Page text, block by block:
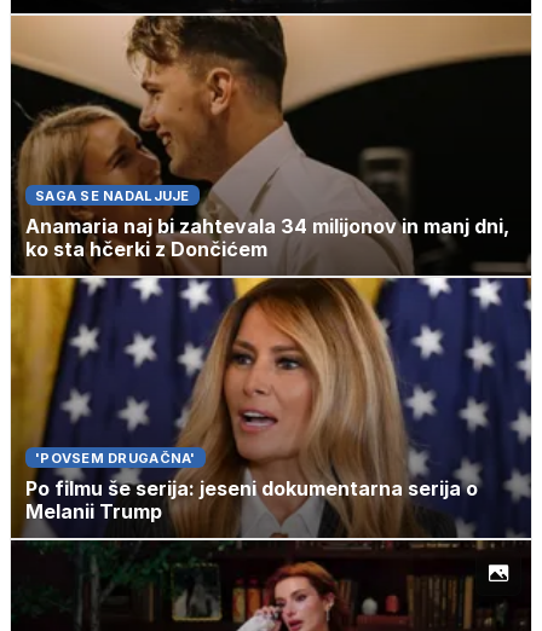
SAGA SE NADALJUJE
Anamaria naj bi zahtevala 34 milijonov in manj dni,
ko sta hčerki z Dončićem
'POVSEM DRUGAČNA'
Po filmu še serija: jeseni dokumentarna serija o
Melanii Trump